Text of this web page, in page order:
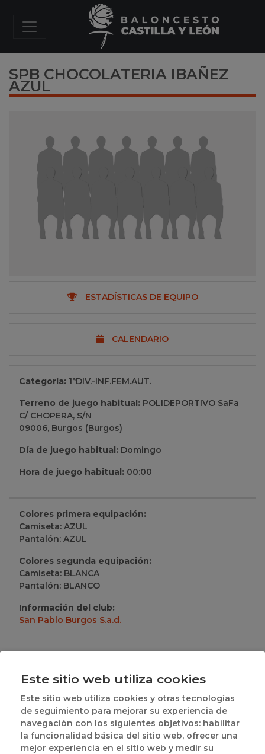
SPB CHOCOLATERIA IBAÑEZ
AZUL
ESTADÍSTICAS DE EQUIPO
CALENDARIO
Categoría: 1ªDIV.-INF.FEM.AUT.
Terreno de juego habitual: POLIDEPORTIVO SaFa
C/ CHOPERA, S/N
09006, Burgos (Burgos)
Día de juego habitual: Domingo
Hora de juego habitual: 00:00
Colores primera equipación:
Camiseta: AZUL
Pantalón: AZUL
Colores segunda equipación:
Camiseta: BLANCA
Pantalón: BLANCO
Información del club:
San Pablo Burgos S.a.d.
· B) MODALIDAD CLUBES Y EQUIPOS - UNICO:
resultados
· 1ª FASE - LIGA REGULAR (1ªDIV.INF.FEM.AUT.) -
GRUPO A2:Ver resultados
Este sitio web utiliza cookies
Este sitio web utiliza cookies y otras tecnologías
de seguimiento para mejorar su experiencia de
navegación con los siguientes objetivos: habilitar
la funcionalidad básica del sitio web, ofrecer una
mejor experiencia en el sitio web y medir su